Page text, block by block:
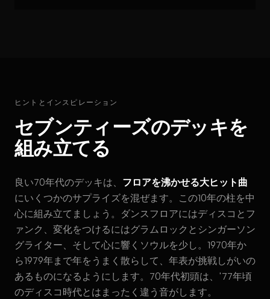
ヒントとインスピレーション
セブンティーズのデッキを
組み立てる
良い70年代のデッキは、 フロアを沸かせる大ヒット曲
にいくつかのサプライズを混ぜます。この10年の柱を中
心に組み立てましょう。ダンスフロアにはディスコとフ
ァンク、変化をつけるにはグラムロックとシンガーソン
グライター、そして心に響くソウルを少し。1970年か
ら1979年まで年をうまく散らして、年表が挑戦しがいの
あるものになるようにします。70年代初頭は、'77年頃
のディスコ時代とはまったく違う音がします。